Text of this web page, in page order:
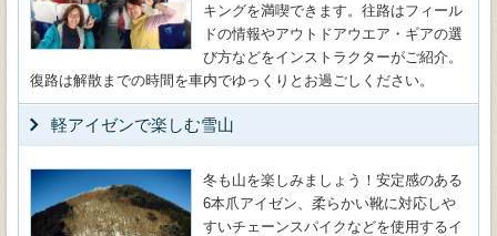
キングを満喫できます。往路はフィール
ドの情報やアウトドアウエア・ギアの選
び方などをインストラクターがご紹介。
復路は解散までの時間を車内でゆっくりとお過ごしください。
軽アイゼンで楽しむ雪山
冬も山を楽しみましょう！安定感のある
6本爪アイゼン、柔らかい靴に対応しや
すいチェーンスパイクなどを使用するイ